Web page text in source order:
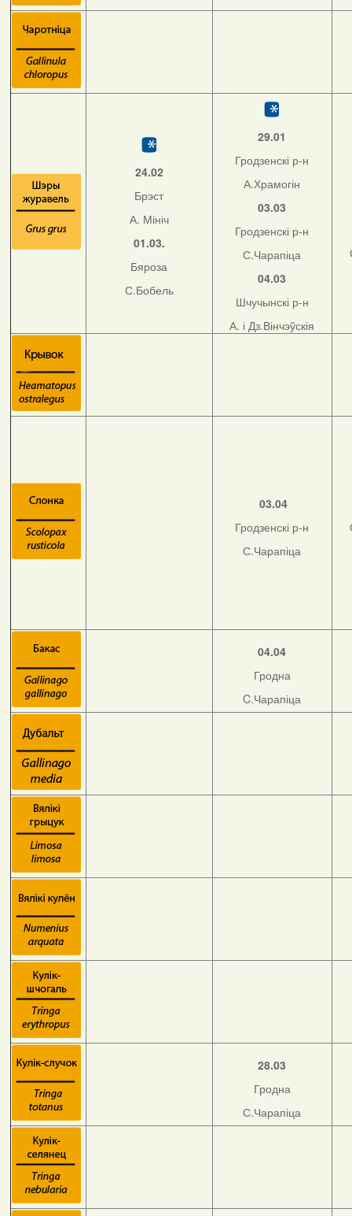
24.02
Брэст
А. Мініч
01.03.
Бяроза
С.Бобель
29.01
Гродзенскі р-н
А.Храмогін
03.03
Гродзенскі р-н
С.Чарапіца
04.03
Шчучынскі р-н
А. і Дз.Вінчэўскія
03.04
Гродзенскі р-н
С.Чарапіца
04.04
Гродна
C.Чарапіца
28.03
Гродна
С.Чарапіца